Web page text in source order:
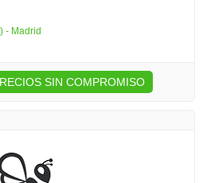
- Madrid
SIN COMPROMISO